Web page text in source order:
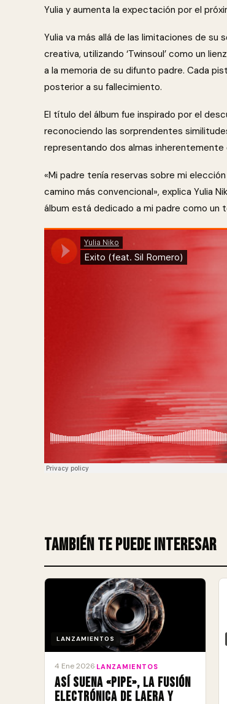
Yulia y aumenta la expectación por el
Yulia va más allá de las limitaciones de su
creativa, utilizando ‘Twinsoul’ como un
a la memoria de su difunto padre. Cada
posterior a su fallecimiento.
El título del álbum fue inspirado por el
reconociendo las sorprendentes
representando dos almas
«Mi padre tenía reservas sobre mi
camino más convencional», explica Yulia
álbum está dedicado a mi padre como
También te puede interesar
LANZAMIENTOS
4 Ene 2026 LANZAMIENTOS
Así suena «Pipe», la fusión
electrónica de Laera y